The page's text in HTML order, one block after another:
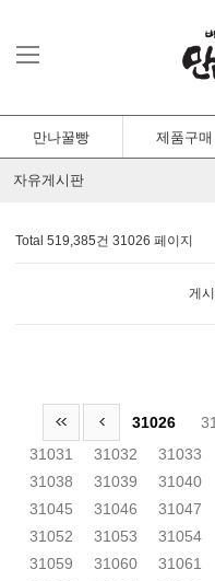
만나꿀빵 제품구매
자유게시판
Total 519,385건 31026 페이지
게
31026
31031
31032 31033
31038
31039 31040
31045
31046 31047
31052
31053 31054
31059
31060 31061